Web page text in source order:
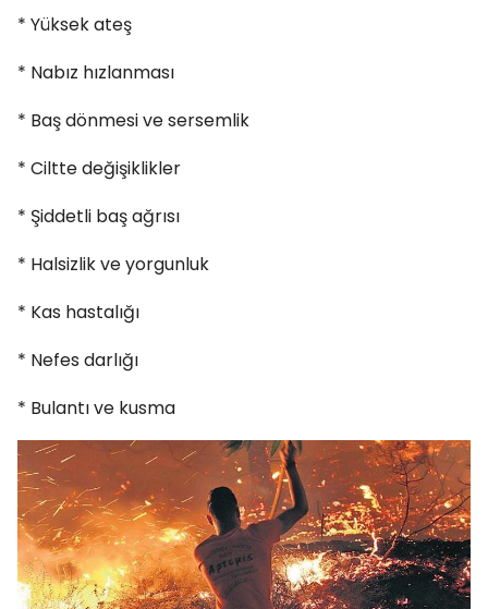
* Yüksek ateş
* Nabız hızlanması
* Baş dönmesi ve sersemlik
* Ciltte değişiklikler
* Şiddetli baş ağrısı
* Halsizlik ve yorgunluk
* Kas hastalığı
* Nefes darlığı
* Bulantı ve kusma